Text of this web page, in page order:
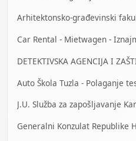
Arhitektonsko-građevinski
Auto Škola Tuzla - Polaganje
Generalni Konzulat Republike